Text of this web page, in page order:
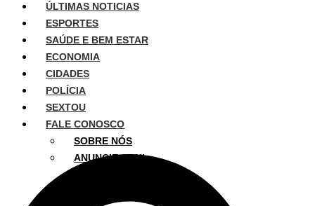
ÚLTIMAS NOTICIAS
ESPORTES
SAÚDE E BEM ESTAR
ECONOMIA
CIDADES
POLÍCIA
SEXTOU
FALE CONOSCO
SOBRE NÓS
ANUNCIE AQUI